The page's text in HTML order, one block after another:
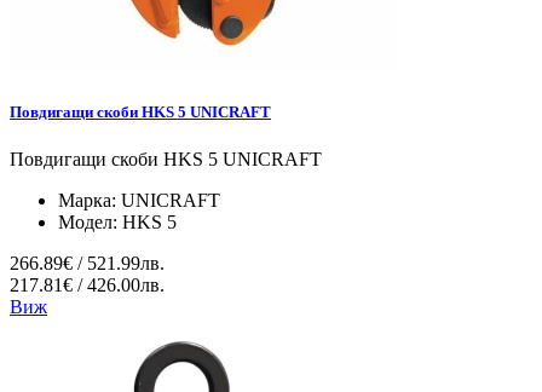
Повдигащи скоби HKS 5 UNICRAFT
Повдигащи скоби HKS 5 UNICRAFT
Марка: UNICRAFT
Модел: HKS 5
266.89€ / 521.99лв.
217.81€ / 426.00лв.
Виж